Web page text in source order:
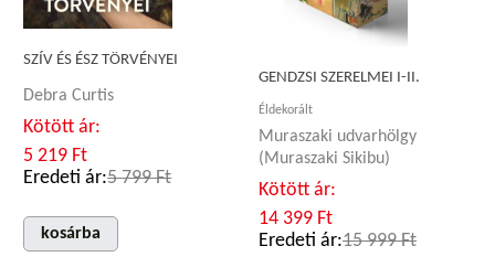
SZÍV ÉS ÉSZ TÖRVÉNYEI
Debra Curtis
Kötött ár:
5 219 Ft
Eredeti ár:5 799 Ft
kosárba
GENDZSI SZERELMEI I-II.
Éldekorált
Muraszaki udvarhölgy
(Muraszaki Sikibu)
Kötött ár:
14 399 Ft
Eredeti ár:15 999 Ft